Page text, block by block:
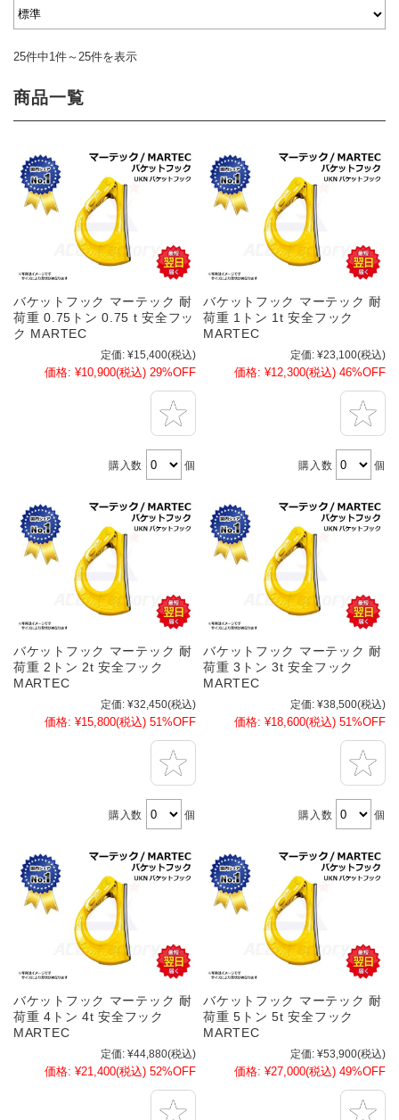
25件中1件～25件を表示
商品一覧
バケットフック マーテック 耐
荷重 0.75トン 0.75 t 安全フッ
ク MARTEC
定価: ¥15,400(税込)
価格: ¥10,900(税込) 29%OFF
購入数 個
バケットフック マーテック 耐
荷重 1トン 1t 安全フック
MARTEC
定価: ¥23,100(税込)
価格: ¥12,300(税込) 46%OFF
購入数 個
バケットフック マーテック 耐
荷重 2トン 2t 安全フック
MARTEC
定価: ¥32,450(税込)
価格: ¥15,800(税込) 51%OFF
購入数 個
バケットフック マーテック 耐
荷重 3トン 3t 安全フック
MARTEC
定価: ¥38,500(税込)
価格: ¥18,600(税込) 51%OFF
購入数 個
バケットフック マーテック 耐
荷重 4トン 4t 安全フック
MARTEC
定価: ¥44,880(税込)
価格: ¥21,400(税込) 52%OFF
バケットフック マーテック 耐
荷重 5トン 5t 安全フック
MARTEC
定価: ¥53,900(税込)
価格: ¥27,000(税込) 49%OFF